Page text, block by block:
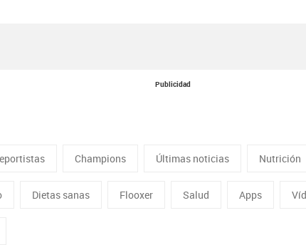
Publicidad
Champions Últimas noticias Nutrición
Dietas sanas Flooxer Salud Apps